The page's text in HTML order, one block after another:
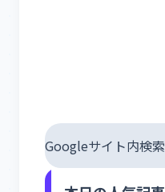
Googleサイト内検索